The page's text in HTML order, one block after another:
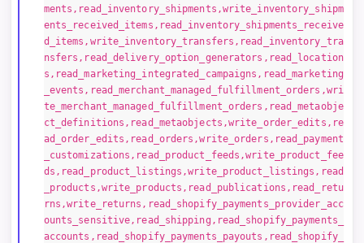
ments,read_inventory_shipments,write_inventory_shipm
ents_received_items,read_inventory_shipments_receive
d_items,write_inventory_transfers,read_inventory_tra
nsfers,read_delivery_option_generators,read_location
s,read_marketing_integrated_campaigns,read_marketing
_events,read_merchant_managed_fulfillment_orders,wri
te_merchant_managed_fulfillment_orders,read_metaobje
ct_definitions,read_metaobjects,write_order_edits,re
ad_order_edits,read_orders,write_orders,read_payment
_customizations,read_product_feeds,write_product_fee
ds,read_product_listings,write_product_listings,read
_products,write_products,read_publications,read_retu
rns,write_returns,read_shopify_payments_provider_acc
ounts_sensitive,read_shipping,read_shopify_payments_
accounts,read_shopify_payments_payouts,read_shopify_